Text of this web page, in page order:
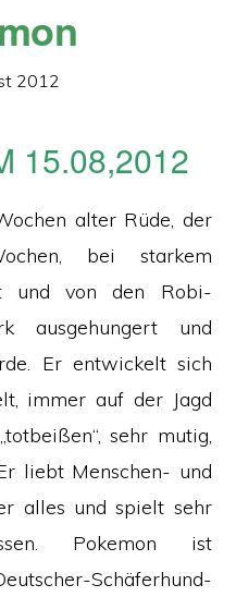
2012
15.08,2012
alter Rüde, der
bei starkem
und von den Robi-
ausgehungert und
Er entwickelt sich
immer auf der Jagd
sehr mutig,
liebt Menschen- und
alles und spielt sehr
Pokemon ist
Schäferhund-